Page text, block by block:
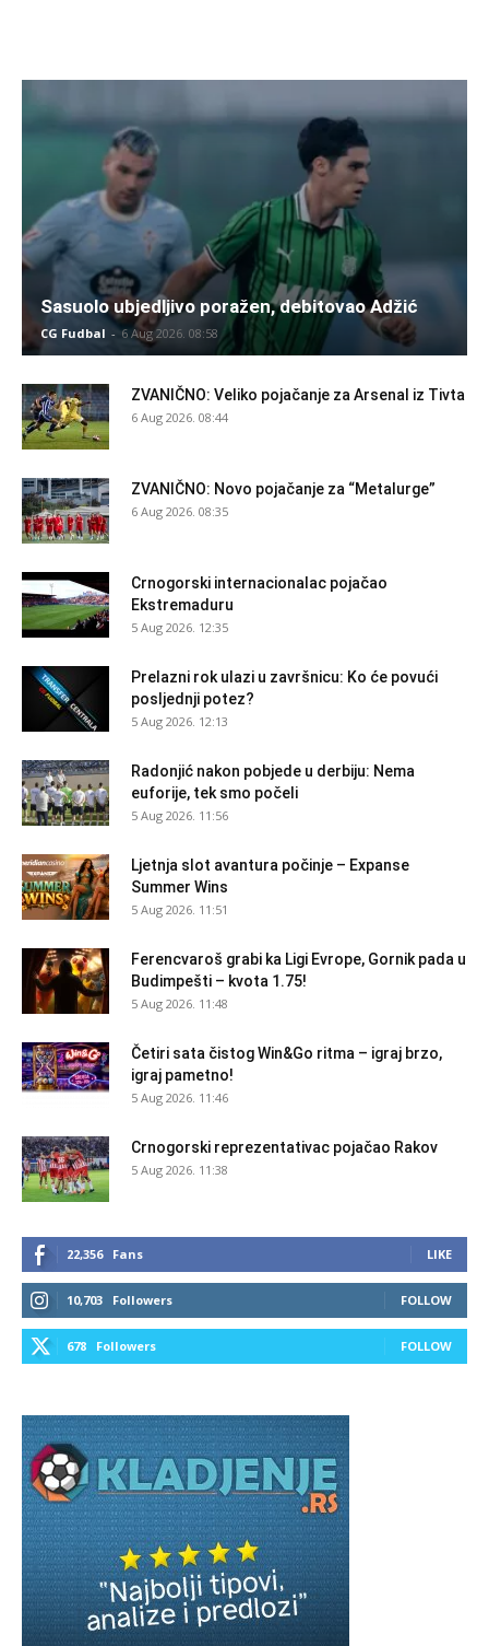
Sasuolo ubjedljivo poražen, debitovao Adžić
CG Fudbal - 6 Aug 2026. 08:58
ZVANIČNO: Veliko pojačanje za Arsenal iz Tivta
6 Aug 2026. 08:44
ZVANIČNO: Novo pojačanje za “Metalurge”
6 Aug 2026. 08:35
Crnogorski internacionalac pojačao
Ekstremaduru
5 Aug 2026. 12:35
Prelazni rok ulazi u završnicu: Ko će povući
posljednji potez?
5 Aug 2026. 12:13
Radonjić nakon pobjede u derbiju: Nema
euforije, tek smo počeli
5 Aug 2026. 11:56
Ljetnja slot avantura počinje – Expanse
Summer Wins
5 Aug 2026. 11:51
Ferencvaroš grabi ka Ligi Evrope, Gornik pada u
Budimpešti – kvota 1.75!
5 Aug 2026. 11:48
Četiri sata čistog Win&Go ritma – igraj brzo,
igraj pametno!
5 Aug 2026. 11:46
Crnogorski reprezentativac pojačao Rakov
5 Aug 2026. 11:38
22,356 Fans LIKE
10,703 Followers FOLLOW
678 Followers FOLLOW